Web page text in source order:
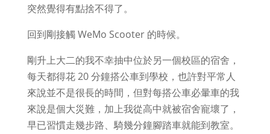
突然覺得有點捨不得了。
回到剛接觸 WeMo Scooter 的時候。
剛升上大二的我不幸抽中位於另一個校區的宿舍，
每天都得花 20 分鐘搭公車到學校，也許對平常人
來說並不是很長的時間，但對每搭公車必暈車的我
來說是個大災難，加上我從高中就被宿舍寵壞了，
早已習慣走幾步路、騎幾分鐘腳踏車就能到教室。